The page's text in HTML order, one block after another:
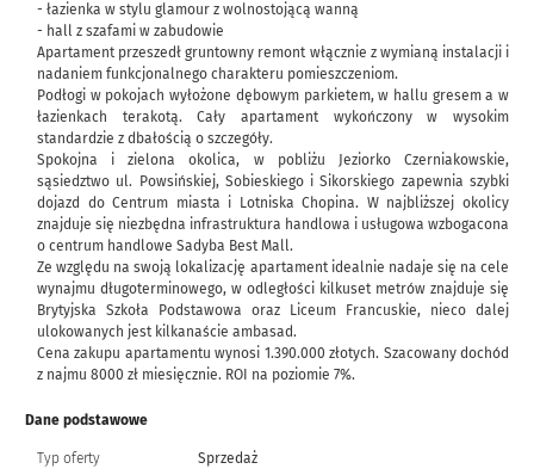
- łazienka w stylu glamour z wolnostojącą wanną
- hall z szafami w zabudowie
Apartament przeszedł gruntowny remont włącznie z wymianą instalacji i
nadaniem funkcjonalnego charakteru pomieszczeniom.
Podłogi w pokojach wyłożone dębowym parkietem, w hallu gresem a w
łazienkach terakotą. Cały apartament wykończony w wysokim
standardzie z dbałością o szczegóły.
Spokojna i zielona okolica, w pobliżu Jeziorko Czerniakowskie,
sąsiedztwo ul. Powsińskiej, Sobieskiego i Sikorskiego zapewnia szybki
dojazd do Centrum miasta i Lotniska Chopina. W najbliższej okolicy
znajduje się niezbędna infrastruktura handlowa i usługowa wzbogacona
o centrum handlowe Sadyba Best Mall.
Ze względu na swoją lokalizację apartament idealnie nadaje się na cele
wynajmu długoterminowego, w odległości kilkuset metrów znajduje się
Brytyjska Szkoła Podstawowa oraz Liceum Francuskie, nieco dalej
ulokowanych jest kilkanaście ambasad.
Cena zakupu apartamentu wynosi 1.390.000 złotych. Szacowany dochód
z najmu 8000 zł miesięcznie. ROI na poziomie 7%.
Dane podstawowe
Typ oferty
Sprzedaż